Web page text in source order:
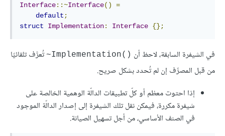
Interface::~Interface()
=
default ;
struct
Implementation: Interface {};
في الشيفرة السابقة، لاحظ أن ()Implementation~
تُعرَّف تلقائيًا
من قبل المصرِّف إن لم تُحدد بشكل صريح.
إذا احتوت معظم أو كلّ تطبيقات الدالّة الوهمية الخالصة على
شيفرة مكررة، فيمكن نقل تلك الشيفرة إلى إصدار الدالّة الموجود
في الصنف الأساسي، من أجل تسهيل الصيانة.